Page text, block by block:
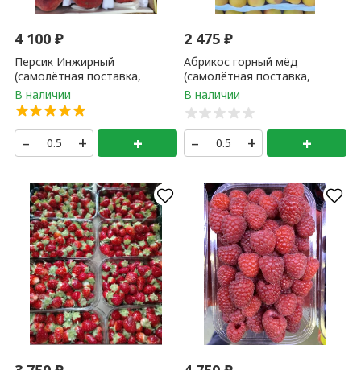
4 100₽
Персик Инжирный
(самолётная поставка,
Узбекистан) 500 гр
– + +
2 475₽
Абрикос горный мёд
(самолётная поставка,
Армения) 500 гр
– + +